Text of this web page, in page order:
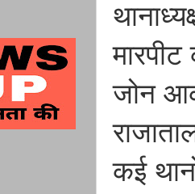
जोन
कई